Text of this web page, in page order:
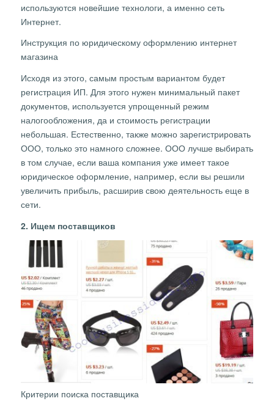
используются новейшие технологи, а именно сеть
Интернет.
Инструкция по юридическому оформлению интернет
магазина
Исходя из этого, самым простым вариантом будет
регистрация ИП. Для этого нужен минимальный пакет
документов, используется упрощенный режим
налогообложения, да и стоимость регистрации
небольшая. Естественно, также можно зарегистрировать
ООО, только это намного сложнее. ООО лучше выбирать
в том случае, если ваша компания уже имеет такое
юридическое оформление, например, если вы решили
увеличить прибыль, расширив свою деятельность еще в
сети.
2. Ищем поставщиков
Критерии поиска поставщика